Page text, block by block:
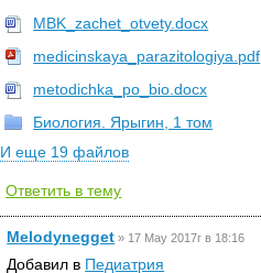
MBK_zachet_otvety.docx
medicinskaya_parazitologiya.pdf
metodichka_po_bio.docx
Биология. Ярыгин, 1 том
И еще 19 файлов
Ответить в тему
Melodynegget » 17 May 2017г в 18:16
Добавил в Педиатрия